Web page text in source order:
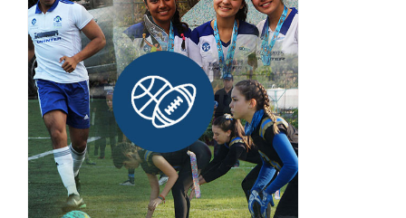
Deportes UNINTER
¡INGRESA!